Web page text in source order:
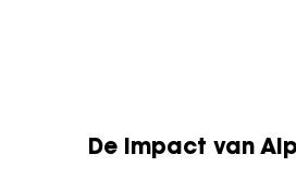
De impact van